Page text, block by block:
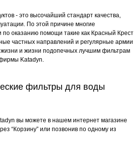
- это высочайший стандарт качества,
По этой причине многие
оказанию помощи такие как Красный Крест
частных направлений и регулярные армии
и жизни подопечных лучшим фильтрам
Katadyn.
фильтры для воды
вы можете в нашем интернет магазине
“Корзину” или позвонив по одному из